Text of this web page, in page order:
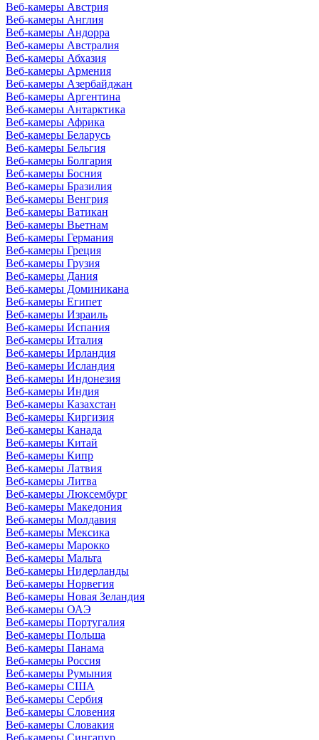
Веб-камеры Австрия
Веб-камеры Англия
Веб-камеры Андорра
Веб-камеры Австралия
Веб-камеры Абхазия
Веб-камеры Армения
Веб-камеры Азербайджан
Веб-камеры Аргентина
Веб-камеры Антарктика
Веб-камеры Африка
Веб-камеры Беларусь
Веб-камеры Бельгия
Веб-камеры Болгария
Веб-камеры Босния
Веб-камеры Бразилия
Веб-камеры Венгрия
Веб-камеры Ватикан
Веб-камеры Вьетнам
Веб-камеры Германия
Веб-камеры Греция
Веб-камеры Грузия
Веб-камеры Дания
Веб-камеры Доминикана
Веб-камеры Египет
Веб-камеры Израиль
Веб-камеры Испания
Веб-камеры Италия
Веб-камеры Ирландия
Веб-камеры Исландия
Веб-камеры Индонезия
Веб-камеры Индия
Веб-камеры Казахстан
Веб-камеры Киргизия
Веб-камеры Канада
Веб-камеры Китай
Веб-камеры Кипр
Веб-камеры Латвия
Веб-камеры Литва
Веб-камеры Люксембург
Веб-камеры Македония
Веб-камеры Молдавия
Веб-камеры Мексика
Веб-камеры Марокко
Веб-камеры Мальта
Веб-камеры Нидерланды
Веб-камеры Норвегия
Веб-камеры Новая Зеландия
Веб-камеры ОАЭ
Веб-камеры Португалия
Веб-камеры Польша
Веб-камеры Панама
Веб-камеры Россия
Веб-камеры Румыния
Веб-камеры США
Веб-камеры Сербия
Веб-камеры Словения
Веб-камеры Словакия